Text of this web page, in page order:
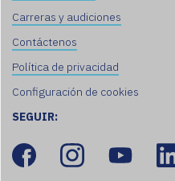
Carreras y audiciones
Contáctenos
Política de privacidad
Configuración de cookies
SEGUIR: